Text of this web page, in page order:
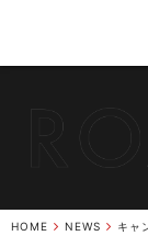
HOME NEWS